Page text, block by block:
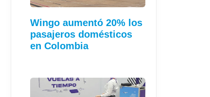
Wingo aumentó 20% los
pasajeros domésticos
en Colombia